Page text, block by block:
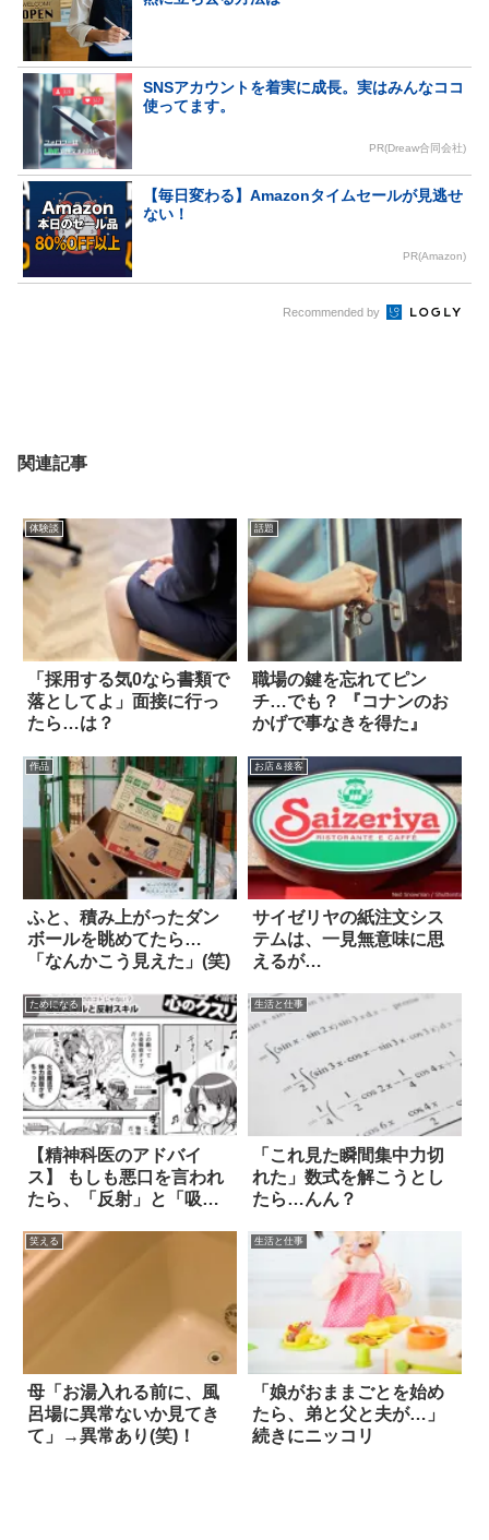
SNSアカウントを着実に成長。実はみんなココ
使ってます。
PR(Dreaw合同会社)
【毎日変わる】Amazonタイムセールが見逃せ
ない！
PR(Amazon)
Recommended by
関連記事
体験談
「採用する気0なら書類で
落としてよ」面接に行っ
たら…は？
話題
職場の鍵を忘れてピン
チ…でも？ 『コナンのお
かげで事なきを得た』
作品
ふと、積み上がったダン
ボールを眺めてたら…
「なんかこう見えた」(笑)
お店＆接客
サイゼリヤの紙注文シス
テムは、一見無意味に思
えるが…
ためになる
【精神科医のアドバイ
ス】 もしも悪口を言われ
たら、「反射」と「吸
生活と仕事
「これ見た瞬間集中力切
れた」数式を解こうとし
たら…んん？
笑える
母「お湯入れる前に、風
呂場に異常ないか見てき
て」→異常あり(笑)！
生活と仕事
「娘がおままごとを始め
たら、弟と父と夫が…」
続きにニッコリ